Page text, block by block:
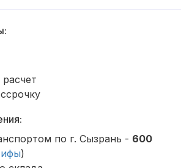
по г. Сызрань - 600
)